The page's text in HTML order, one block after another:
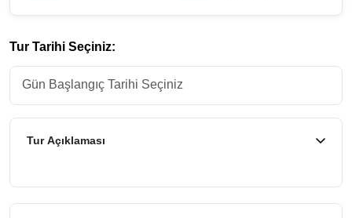
Tur Tarihi Seçiniz:
Tur Açıklaması